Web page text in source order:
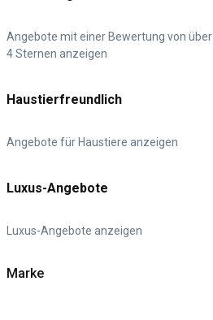
Angebote mit einer Bewertung von über
4 Sternen anzeigen
Haustierfreundlich
Angebote für Haustiere anzeigen
Luxus-Angebote
Luxus-Angebote anzeigen
Marke